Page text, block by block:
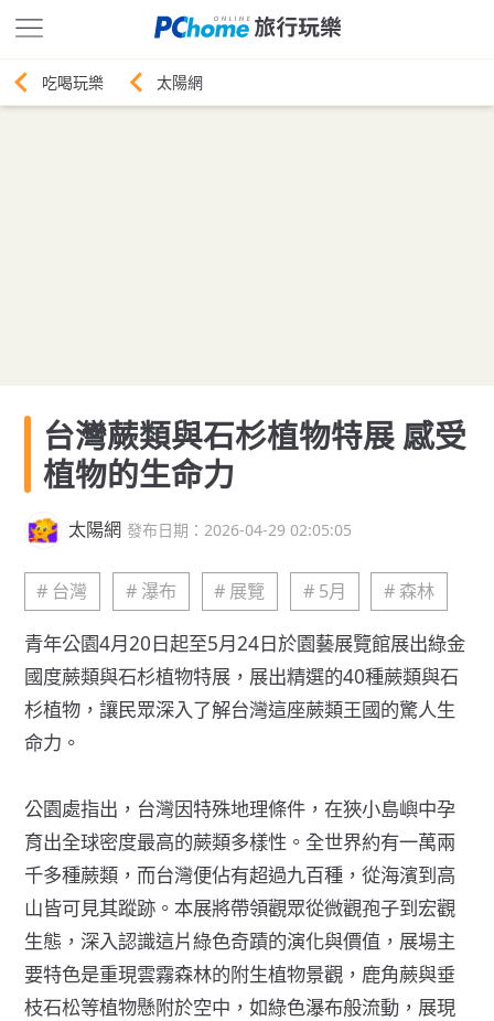
太陽網
台灣蕨類與石杉植物特展 感受
植物的生命力
太陽網 發布日期：2026-04-29 02:05:05
# 台灣 # 瀑布 # 展覽 # 5月 # 森林
青年公園4月20日起至5月24日於園藝展覽館展出綠金
國度蕨類與石杉植物特展，展出精選的40種蕨類與石
杉植物，讓民眾深入了解台灣這座蕨類王國的驚人生
命力。
公園處指出，台灣因特殊地理條件，在狹小島嶼中孕
育出全球密度最高的蕨類多樣性。全世界約有一萬兩
千多種蕨類，而台灣便佔有超過九百種，從海濱到高
山皆可見其蹤跡。本展將帶領觀眾從微觀孢子到宏觀
生態，深入認識這片綠色奇蹟的演化與價值，展場主
要特色是重現雲霧森林的附生植物景觀，鹿角蕨與垂
枝石松等植物懸附於空中，如綠色瀑布般流動，展現